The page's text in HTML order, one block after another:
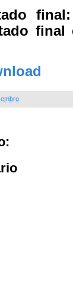
final:
final